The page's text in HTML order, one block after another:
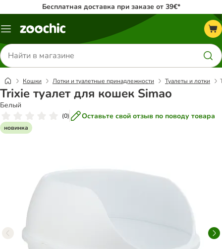
Бесплатная доставка при заказе от 39€*
Каталог
Поиск
товаров
Кошки Лотки и туалетные принадлежности Туалеты и лотки
Trixie туалет для кошек Simao
Белый
(0) Оставьте свой отзыв по поводу товара
новинка